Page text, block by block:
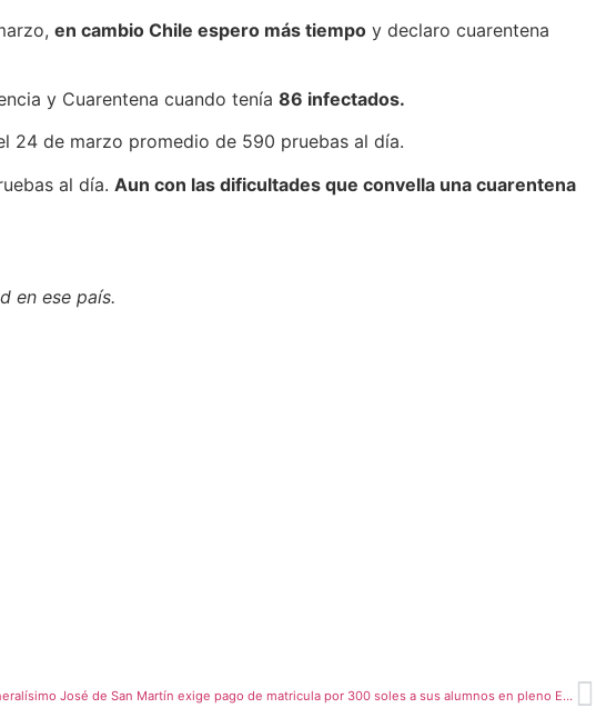
en cambio Chile espero más tiempo y declaro cuarentena
y Cuarentena cuando tenía 86 infectados.
24 de marzo promedio de 590 pruebas al día.
al día. Aun con las dificultades que convella una cuarentena
en ese país.
Instituto Pedagógico Generalísimo José de San Martín exige pago de matricula por 300 soles a sus alumnos en pleno Estado de Emergencia